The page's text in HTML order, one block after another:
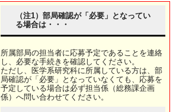
（注1）部局確認が「必要」となってい
る場合は・・・
所属部局の担当者に応募予定であることを連絡
し、必要な手続きを確認してください。
ただし、医学系研究科に所属している方は、部
局確認が「必要」となっていなくても、応募を
予定している場合は必ず担当係（総務課企画
係）へ問い合わせてください。